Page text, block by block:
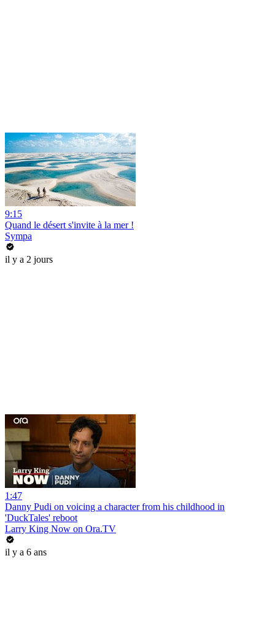
9:15
Quand le désert s'invite à la mer !
Sympa
il y a 2 jours
1:47
Danny Pudi on voicing a character from his childhood in
'DuckTales' reboot
Larry King Now on Ora.TV
il y a 6 ans